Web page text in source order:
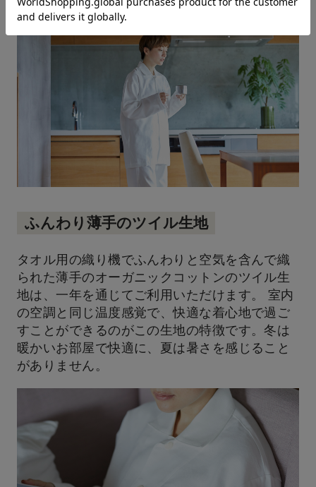
ふんわり薄手のツイル生地
タオル用の織り機でふんわりと空気を含んで織
られた薄手のオーガニックコットンのツイル生
地は、一年を通じてご利用いただけます。 室内
の空調と同じ温度感覚で、快適な着心地で過ご
すことができるのがこの生地の特徴です。冬は
暖かいお部屋で快適に、夏は暑さを感じること
がありません。